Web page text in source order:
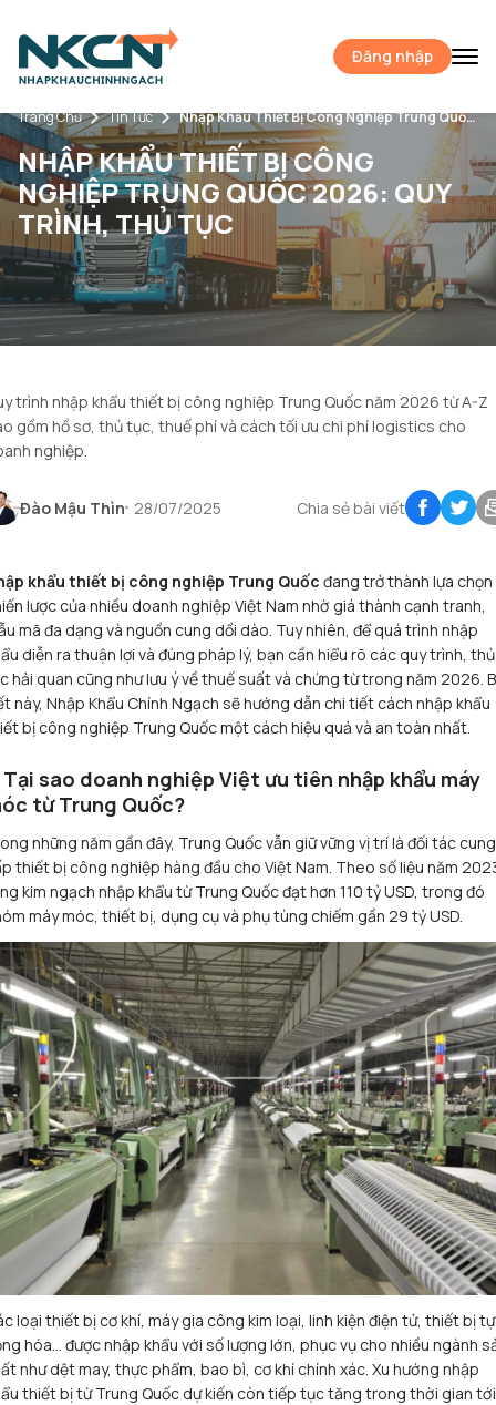
Đăng nhập
Trang Chủ Tin Tức Nhập Khẩu Thiết Bị Công Nghiệp Trung Quốc 2026: Quy Trình, Thủ Tục
NHẬP KHẨU THIẾT BỊ CÔNG
NGHIỆP TRUNG QUỐC 2026: QUY
TRÌNH, THỦ TỤC
trình nhập khẩu thiết bị công nghiệp Trung Quốc năm 2026 từ A-Z
gồm hồ sơ, thủ tục, thuế phí và cách tối ưu chi phí logistics cho
nghiệp.
Đào Mậu Thìn 28/07/2025 Chia sẻ bài viết
khẩu thiết bị công nghiệp Trung Quốc đang trở thành lựa chọn
lược của nhiều doanh nghiệp Việt Nam nhờ giá thành cạnh tranh,
mã đa dạng và nguồn cung dồi dào. Tuy nhiên, để quá trình nhập
diễn ra thuận lợi và đúng pháp lý, bạn cần hiểu rõ các quy trình, thủ
hải quan cũng như lưu ý về thuế suất và chứng từ trong năm 2026.
này, Nhập Khẩu Chính Ngạch sẽ hướng dẫn chi tiết cách nhập khẩu
bị công nghiệp Trung Quốc một cách hiệu quả và an toàn nhất.
Tại sao doanh nghiệp Việt ưu tiên nhập khẩu máy
từ Trung Quốc?
những năm gần đây, Trung Quốc vẫn giữ vững vị trí là đối tác cung
thiết bị công nghiệp hàng đầu cho Việt Nam. Theo số liệu năm
kim ngạch nhập khẩu từ Trung Quốc đạt hơn 110 tỷ USD, trong đó
máy móc, thiết bị, dụng cụ và phụ tùng chiếm gần 29 tỷ USD.
loại thiết bị cơ khí, máy gia công kim loại, linh kiện điện tử, thiết bị tự
hóa… được nhập khẩu với số lượng lớn, phục vụ cho nhiều ngành
như dệt may, thực phẩm, bao bì, cơ khí chính xác. Xu hướng nhập
thiết bị từ Trung Quốc dự kiến còn tiếp tục tăng trong thời gian